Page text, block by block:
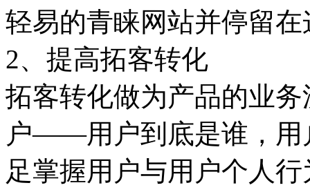
轻易的青睐网站并停留在
2、提高拓客转化
拓客转化做为产品的业
户——用户到底是谁，用
足掌握用户与用户个人